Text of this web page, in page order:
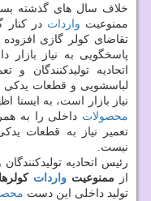
خلاف سال های گذشته
ممنوعیت واردات در كنار
تقاضای كولر گازی
پاسخگویی به نیاز
اتحادیه تولیدكنندگان و
لباسشویی و قطعات یدكی -
نیاز بازار است، به
محصولات داخلی را به
تعمیر نیاز به قطعات
نیست.
رئیس اتحادیه
از
ممنوعیت واردات
تولید داخلی این دست